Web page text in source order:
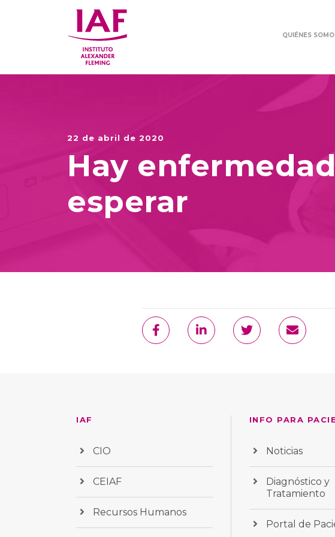
QUIÉNES
22 de abril de 2020
Hay
esperar
IAF
CIO
CEIAF
Recursos Humanos
INFO PARA
Noticias
Diagnóstico y
Tratamiento
Portal de